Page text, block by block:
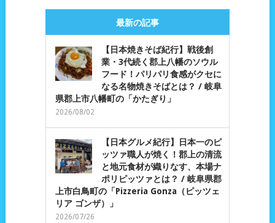
最新の記事
【日本焼きそば紀行】戦後創
業・3代続く郡上八幡のソウル
フード！パリパリ食感がクセに
なる名物焼きそばとは？ / 岐阜
県郡上市八幡町の「かたぎり」
2026/08/02
【日本グルメ紀行】日本一のピ
ッツァ職人が焼く！郡上の清流
と地元食材が織りなす、本場ナ
ポリピッツァとは？ / 岐阜県郡
上市白鳥町の「Pizzeria Gonza（ピッツェ
リア ゴンザ）」
2026/07/26